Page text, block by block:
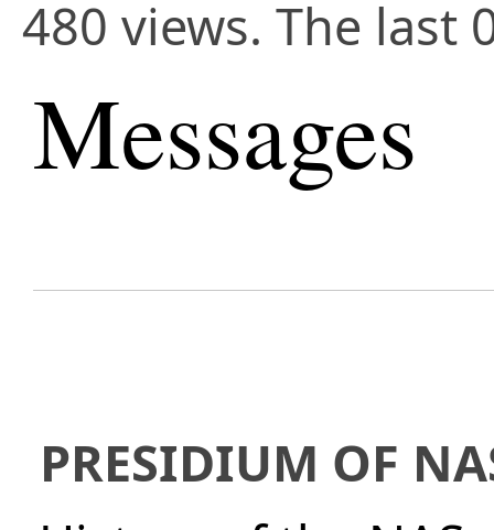
480 views. The last
Messages
PRESIDIUM OF